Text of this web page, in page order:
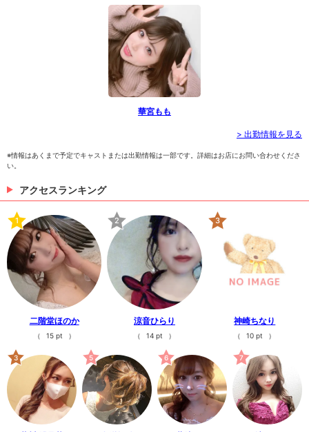
広島市中区銀山町11-20流川第一ビル5･6Ｆ
かりしてる一面も！お顔もすごーーーく可愛いのでぜ
ひ会いに来てくださいね❤️．#広島#広島飲み屋#キャ
バクラ#キャバ嬢#ホステス#明朗会計#流川#中洲#歌
舞伎町#北新地#すすきの#キャスト募集中#働きやすい
職場．CAMELLIA(カメリア)広島市中区銀山町11-20流
川第一ビル5･6Ｆ
（12/02 20:09）
華宮もも
> 出勤情報を見る
※情報はあくまで予定でキャストまたは出勤情報は一部です。詳細はお店にお問い合わせくださ
い。
アクセスランキング
1
二階堂ほのか
（ 15 pt ）
2
涼音ひらり
（ 14 pt ）
3
神崎ちなり
（ 10 pt ）
3 5 6 7